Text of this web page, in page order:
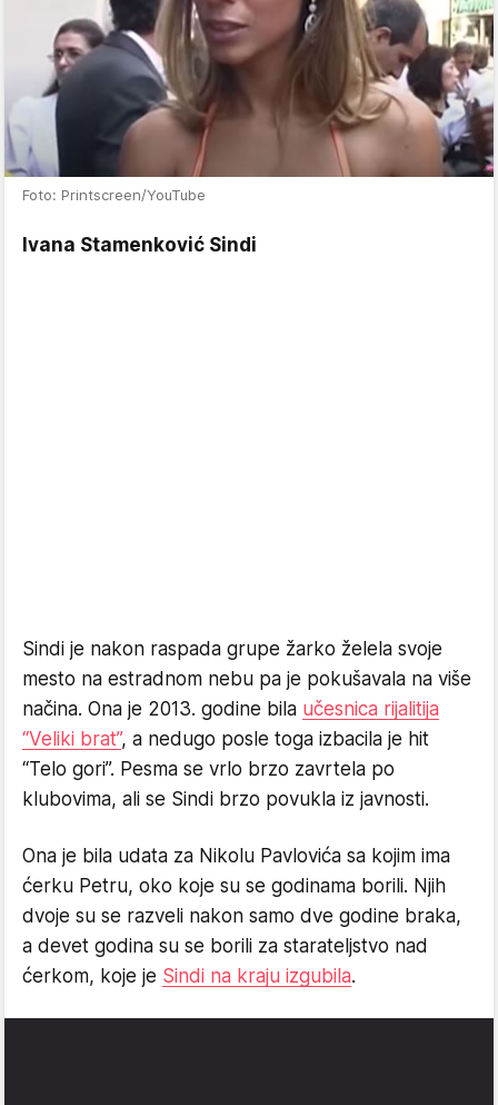
Foto: Printscreen/YouTube
Ivana Stamenković Sindi
Sindi je nakon raspada grupe žarko želela svoje
mesto na estradnom nebu pa je pokušavala na više
načina. Ona je 2013. godine bila učesnica rijalitija
“Veliki brat”, a nedugo posle toga izbacila je hit
“Telo gori”. Pesma se vrlo brzo zavrtela po
klubovima, ali se Sindi brzo povukla iz javnosti.
Ona je bila udata za Nikolu Pavlovića sa kojim ima
ćerku Petru, oko koje su se godinama borili. Njih
dvoje su se razveli nakon samo dve godine braka,
a devet godina su se borili za starateljstvo nad
ćerkom, koje je Sindi na kraju izgubila.